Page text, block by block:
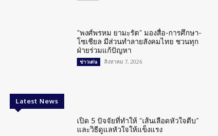
“พงศ์พรหม ยามะรัต” มองสื่อ-การศึกษา-
โซเชียล มีส่วนทำลายสังคมไทย ชวนทุก
ฝ่ายร่วมแก้ปัญหา
ข่าวเด่น สิงหาคม 7, 2026
Latest News
เปิด 5 ปัจจัยที่ทำให้ “เส้นเลือดหัวใจตีบ”
และวิธีดูแลหัวใจให้แข็งแรง